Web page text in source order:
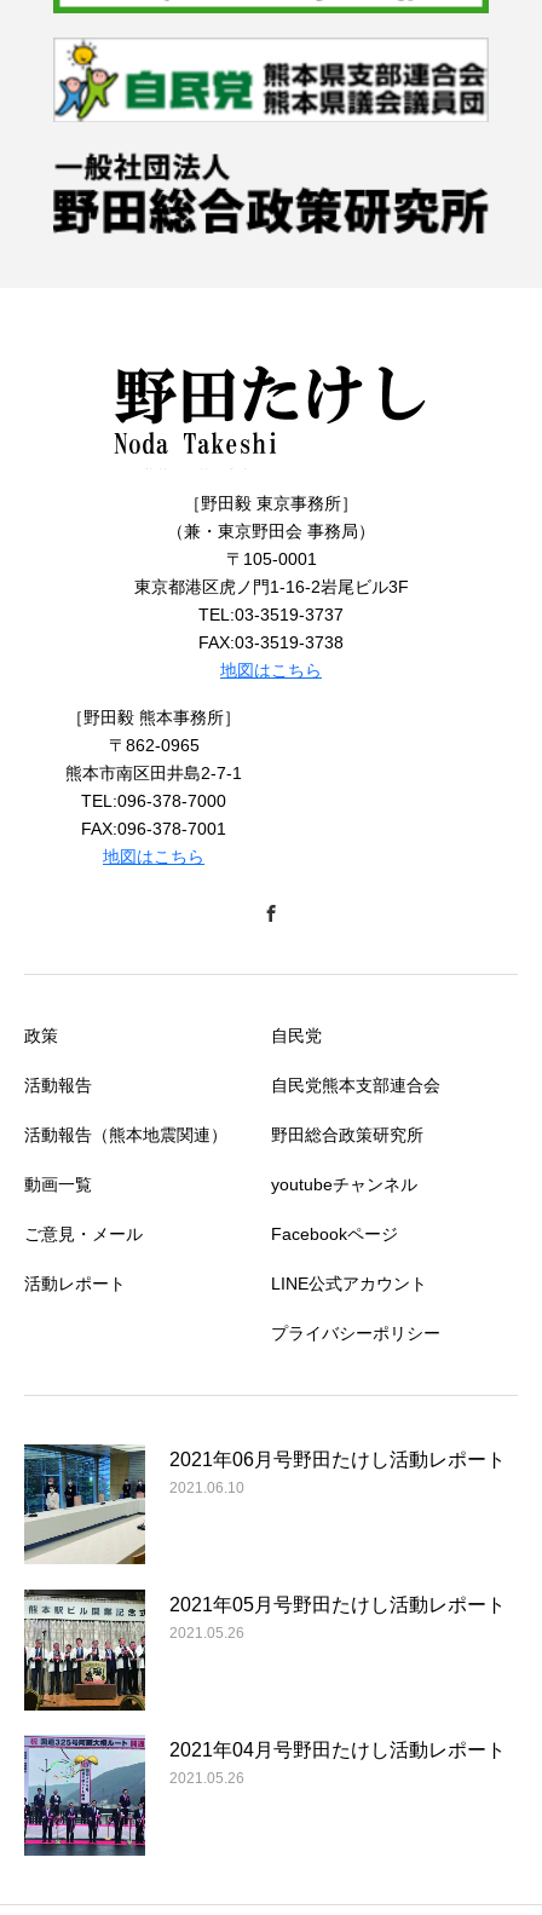
［野田毅 東京事務所］
（兼・東京野田会 事務局）
〒105-0001
東京都港区虎ノ門1-16-2岩尾ビル3F
TEL:03-3519-3737
FAX:03-3519-3738
地図はこちら
［野田毅 熊本事務所］
〒862-0965
熊本市南区田井島2-7-1
TEL:096-378-7000
FAX:096-378-7001
地図はこちら
政策
活動報告
活動報告（熊本地震関連）
動画一覧
ご意見・メール
活動レポート
自民党
自民党熊本支部連合会
野田総合政策研究所
youtubeチャンネル
Facebookページ
LINE公式アカウント
プライバシーポリシー
2021年06月号野田たけし活動レポート
2021.06.10
2021年05月号野田たけし活動レポート
2021.05.26
2021年04月号野田たけし活動レポート
2021.05.26